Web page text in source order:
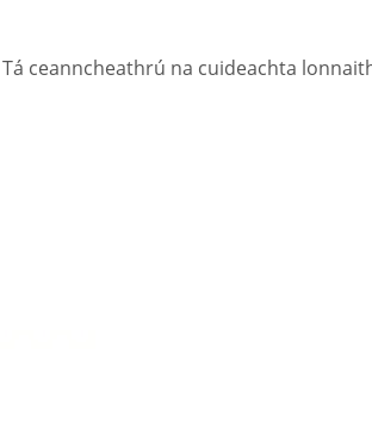
ceanncheathrú na cuideachta